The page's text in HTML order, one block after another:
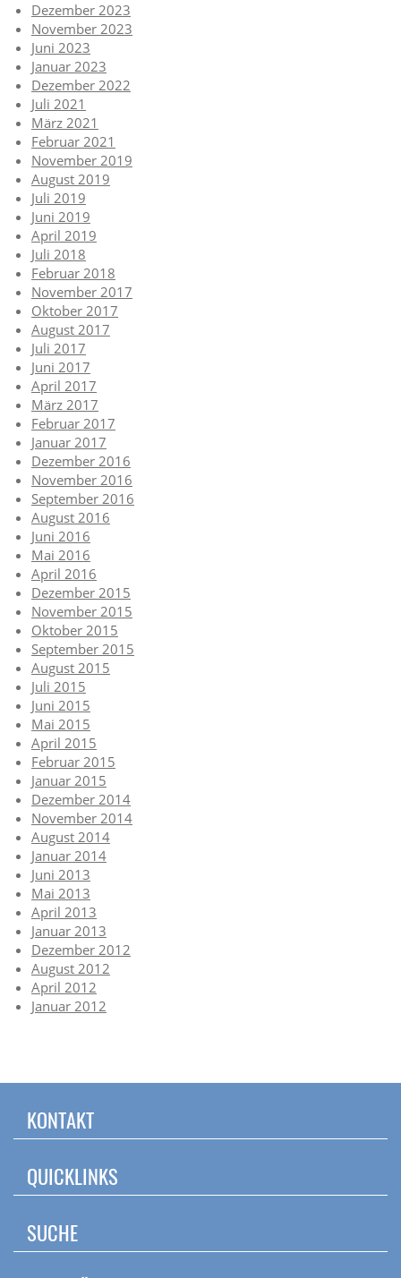
Dezember 2023
November 2023
Juni 2023
Januar 2023
Dezember 2022
Juli 2021
März 2021
Februar 2021
November 2019
August 2019
Juli 2019
Juni 2019
April 2019
Juli 2018
Februar 2018
November 2017
Oktober 2017
August 2017
Juli 2017
Juni 2017
April 2017
März 2017
Februar 2017
Januar 2017
Dezember 2016
November 2016
September 2016
August 2016
Juni 2016
Mai 2016
April 2016
Dezember 2015
November 2015
Oktober 2015
September 2015
August 2015
Juli 2015
Juni 2015
Mai 2015
April 2015
Februar 2015
Januar 2015
Dezember 2014
November 2014
August 2014
Januar 2014
Juni 2013
Mai 2013
April 2013
Januar 2013
Dezember 2012
August 2012
April 2012
Januar 2012
KONTAKT
QUICKLINKS
SUCHE